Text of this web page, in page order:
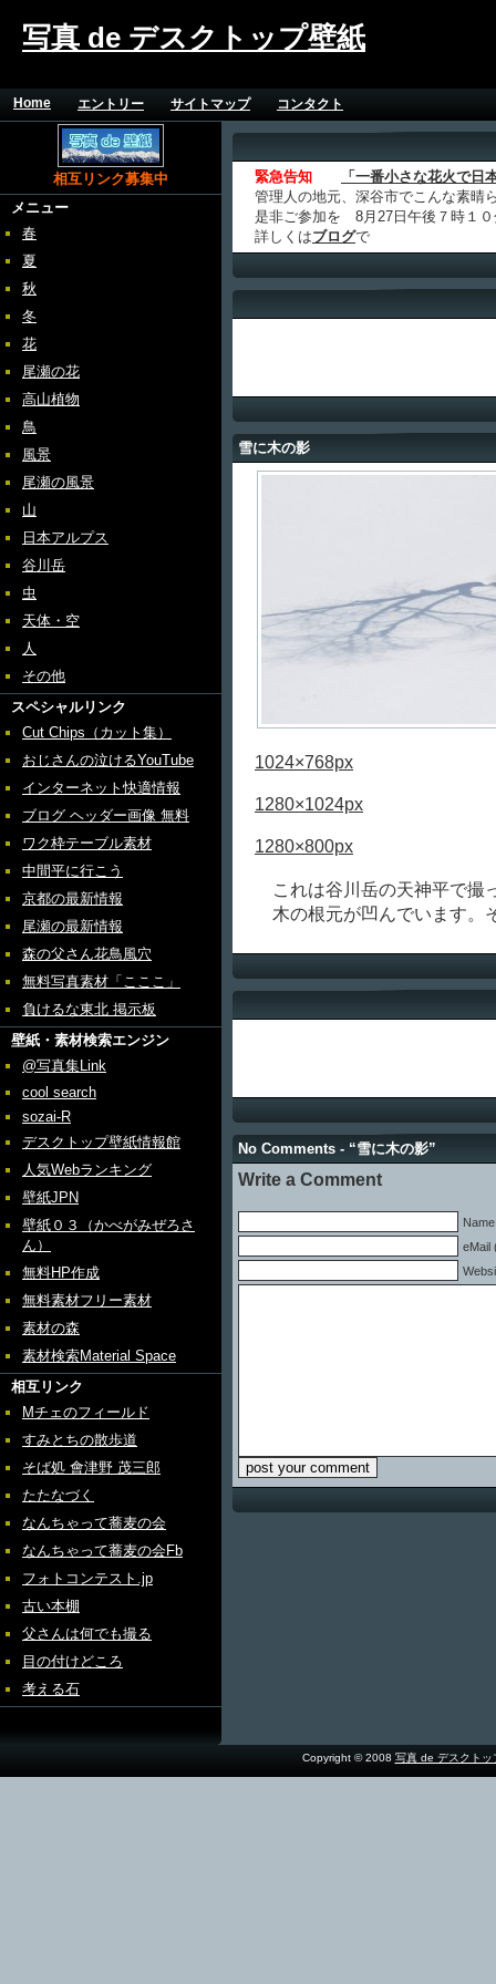
写真 de デスクトップ壁紙
Home エントリー サイトマップ コンタクト
相互リンク募集中
メニュー
春
夏
秋
冬
花
尾瀬の花
高山植物
鳥
風景
尾瀬の風景
山
日本アルプス
谷川岳
虫
天体・空
人
その他
スペシャルリンク
Cut Chips（カット集）
おじさんの泣けるYouTube
インターネット快適情報
ブログ ヘッダー画像 無料
ワク枠テーブル素材
中間平に行こう
京都の最新情報
尾瀬の最新情報
森の父さん花鳥風穴
無料写真素材「こここ」
負けるな東北 掲示板
壁紙・素材検索エンジン
@写真集Link
cool search
sozai-R
デスクトップ壁紙情報館
人気Webランキング
壁紙JPN
壁紙０３（かべがみぜろさ
ん）
無料HP作成
無料素材フリー素材
素材の森
素材検索Material Space
相互リンク
Mチェのフィールド
すみとちの散歩道
そば処 會津野 茂三郎
たたなづく
なんちゃって蕎麦の会
なんちゃって蕎麦の会Fb
フォトコンテスト.jp
古い本棚
父さんは何でも撮る
目の付けどころ
考える石
緊急告知
「一番小さな花火で日
管理人の地元、深谷市でこんな素晴
是非ご参加を 8月27日午後７時１０
詳しくはブログで
雪に木の影
1024×768px
1280×1024px
1280×800px
これは谷川岳の天神平で撮
木の根元が凹んでいます。
No Comments - “雪に木の影”
Write a Comment
eMail
Copyright © 2008 写真 de デスクトッ